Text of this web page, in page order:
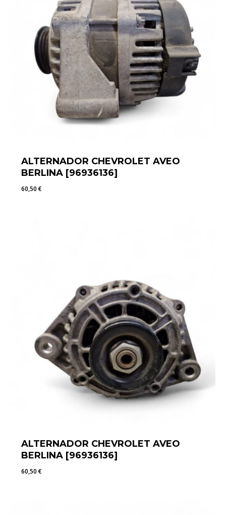
ALTERNADOR CHEVROLET AVEO
BERLINA [96936136]
60,50€
ALTERNADOR CHEVROLET AVEO
BERLINA [96936136]
60,50€